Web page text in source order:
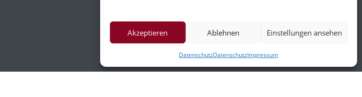
Akzeptieren Ablehnen Einstellungen ansehen
DatenschutzDatenschutzImpressum
Impressum